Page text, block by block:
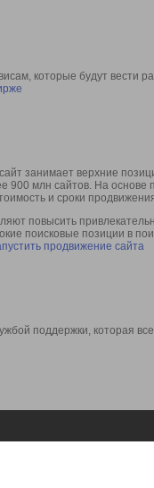
которые будут вести
занимает верхние
млн сайтов. На
и сроки
повысить
поисковые позиции в
продвижение сайта
поддержки, которая